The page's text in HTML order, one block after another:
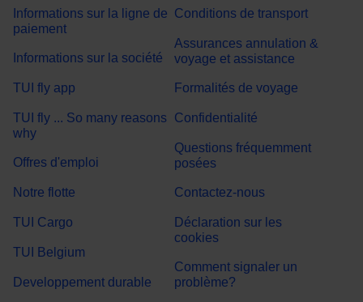
Informations sur la ligne de
paiement
Informations sur la société
TUI fly app
TUI fly ... So many reasons
why
Offres d'emploi
Notre flotte
TUI Cargo
TUI Belgium
Developpement durable
Conditions de transport
Assurances annulation &
voyage et assistance
Formalités de voyage
Confidentialité
Questions fréquemment
posées
Contactez-nous
Déclaration sur les
cookies
Comment signaler un
problème?